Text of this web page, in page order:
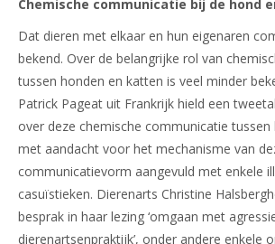
Chemische communicatie bij de hond
Dat dieren met elkaar en hun eigenaren
bekend. Over de belangrijke rol van
tussen honden en katten is veel minder
Patrick Pageat uit Frankrijk hield een
over deze chemische communicatie
met aandacht voor het mechanisme van
communicatievorm aangevuld met enkele
casuïstieken. Dierenarts Christine
besprak in haar lezing ‘omgaan met
dierenartsenpraktijk’, onder andere enkele